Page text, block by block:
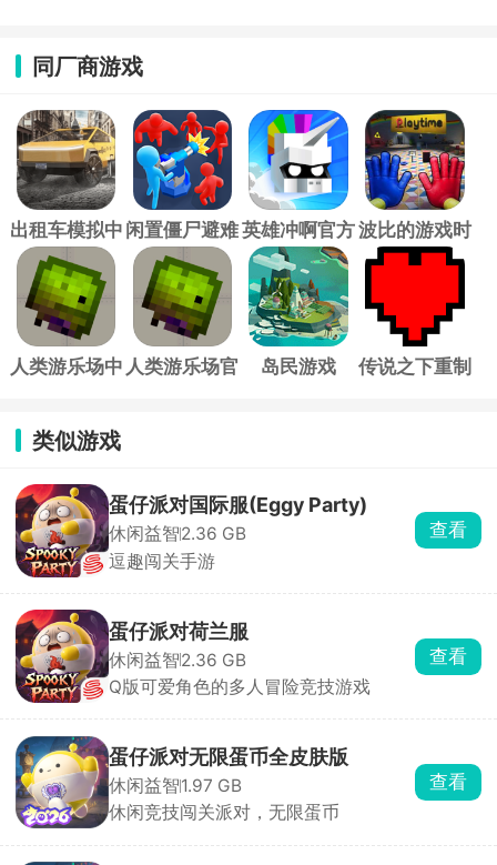
同厂商游戏
出租车模拟中
文版
闲置僵尸避难
所手游
英雄冲啊官方
正版
波比的游戏时
间手机版中文
人类游乐场中 人类游乐场官
岛民游戏
传说之下重制
类似游戏
蛋仔派对国际服(Eggy Party)
休闲益智2.36 GB
逗趣闯关手游
查看
蛋仔派对荷兰服
休闲益智2.36 GB
Q版可爱角色的多人冒险竞技游戏
查看
蛋仔派对无限蛋币全皮肤版
休闲益智1.97 GB
休闲竞技闯关派对，无限蛋币
查看